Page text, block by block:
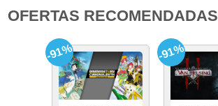
OFERTAS RECOMENDADAS
-91% -91%